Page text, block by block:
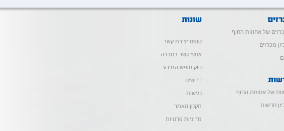
של אחוזות החוף
מכרזים
של אחוזות החוף
חדשות
טופס יצירת קשר
אנשי קשר בחברה
חוק חופש המידע
דרושים
נגישות
תקנון האתר
מדיניות פרטיות